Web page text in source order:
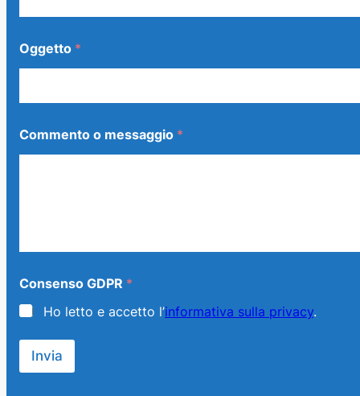
Oggetto *
Commento o messaggio *
G
D
P
Consenso GDPR *
Ho letto e accetto l’informativa sulla privacy.
Invia